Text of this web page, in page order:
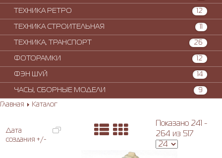
12
ТЕХНИКА РЕТРО
ТЕХНИКА СТРОИТЕЛЬНАЯ
26
ТЕХНИКА, ТРАНСПОРТ
12
ФОТОРАМКИ
14
ФЭН ШУЙ
9
ЧАСЫ, СБОРНЫЕ МОДЕЛИ
Главная Каталог
Дата
создания +/-
Показано 241 -
264 из 517